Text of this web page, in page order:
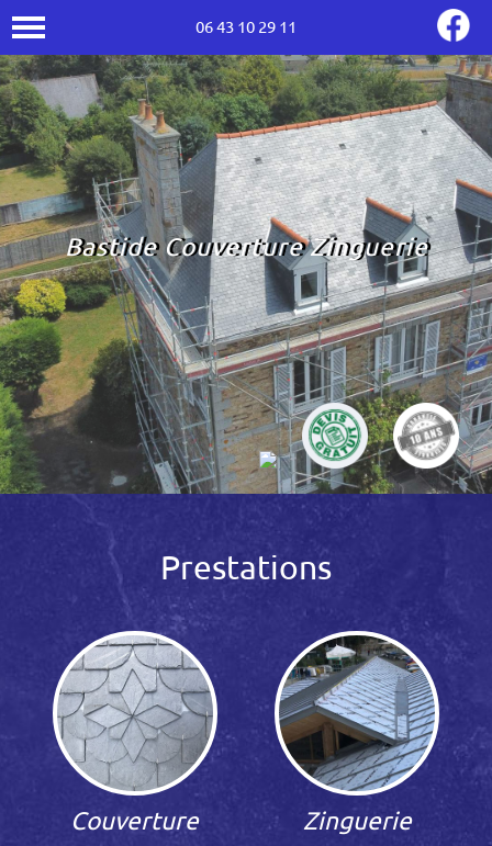
06 43 10 29 11
Bastide Couverture Zinguerie
Prestations
Couverture Zinguerie